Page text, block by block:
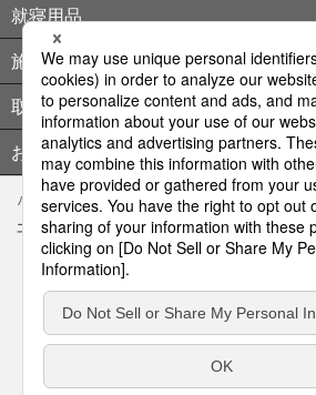
就寝用品
施設向け用品
取扱店情報
お問い合わせ
パナソニック企業情報 エイジフリー企業情
エイジフリーの拠点検索
個人情報保護方針
処遇改善に関する具体
パナソニック ホールディン
Area/Country